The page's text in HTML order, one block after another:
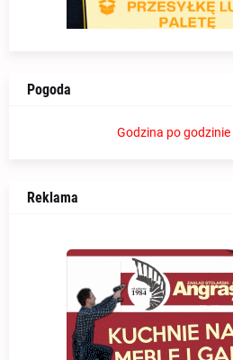
Pogoda
Godzina po godzinie
Reklama